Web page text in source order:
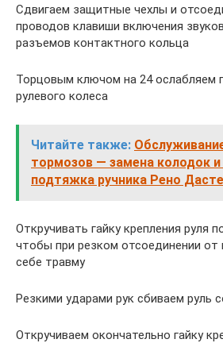
Сдвигаем защитные чехлы и
проводов клавиши включения
разъемов контактного кольца
Торцовым ключом на 24 ослабляем
рулевого колеса
Читайте также:
тормозов — замена колодок и
подтяжка ручника Рено
Откручивать гайку крепления руля
чтобы при резком отсоединении от
себе травму
Резкими ударами рук сбиваем руль
Откручиваем окончательно гайку